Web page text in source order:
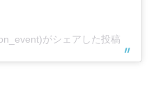
がシェアした投稿